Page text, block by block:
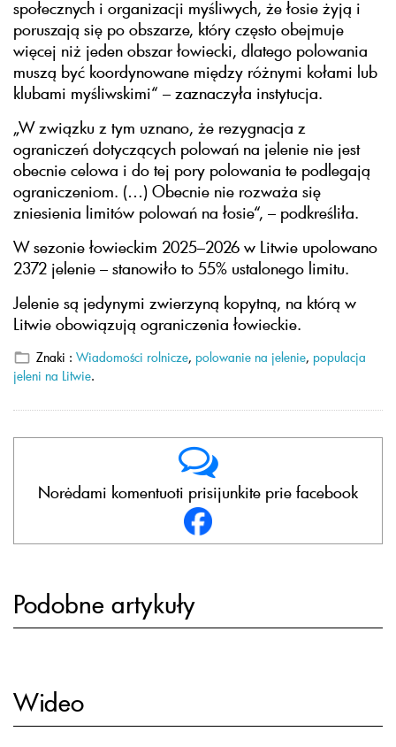
społecznych i organizacji myśliwych, że łosie żyją i
poruszają się po obszarze, który często obejmuje
więcej niż jeden obszar łowiecki, dlatego polowania
muszą być koordynowane między różnymi kołami lub
klubami myśliwskimi“ – zaznaczyła instytucja.
„W związku z tym uznano, że rezygnacja z
ograniczeń dotyczących polowań na jelenie nie jest
obecnie celowa i do tej pory polowania te podlegają
ograniczeniom. (…) Obecnie nie rozważa się
zniesienia limitów polowań na łosie“, – podkreśliła.
W sezonie łowieckim 2025–2026 w Litwie upolowano
2372 jelenie – stanowiło to 55% ustalonego limitu.
Jelenie są jedynymi zwierzyną kopytną, na którą w
Litwie obowiązują ograniczenia łowieckie.
Znaki : Wiadomości rolnicze, polowanie na jelenie, populacja
jeleni na Litwie.
Norėdami komentuoti prisijunkite prie facebook
Podobne artykuły
Wideo